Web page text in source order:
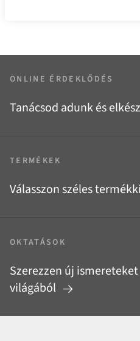
ONLINE ÉRDEKLŐDÉS
Tanácsod adunk és
TERMÉKEK
Válasszon széles
OKTATÁSOK
Szerezzen új
világából